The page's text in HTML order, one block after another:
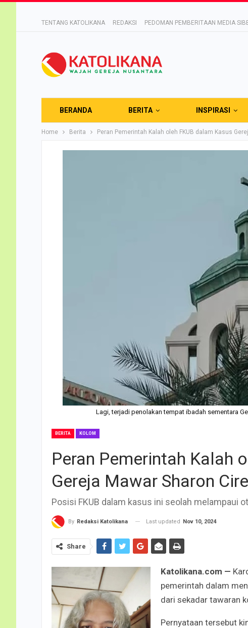
TENTANG KATOLIKANA
REDAKSI PEDOMAN PEMBERITAAN MEDIA
BERANDA BERITA INSPIRASI
Home Berita Peran Pemerintah Kalah oleh FKUB dalam Kasus
Lagi, terjadi penolakan tempat ibadah sementara
BERITA KOLOM
Peran Pemerintah Kalah
Gereja Mawar Sharon
Posisi FKUB dalam kasus ini seolah melampaui
By Redaksi Katolikana Last updated Nov 10, 2024
Share
Katolikana.com —
pemerintah dalam
dari sekadar tawaran
Pernyataan tersebut